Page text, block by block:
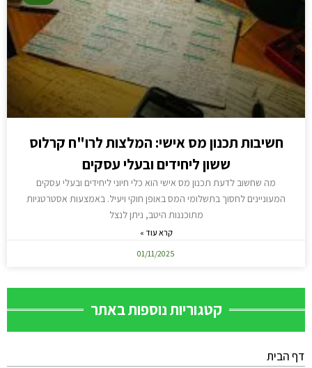
חשיבות תכנון מס אישי: המלצות לרו"ח קרלוס
ששון ליחידים ובעלי עסקים
מה שחשוב לדעת תכנון מס אישי הוא כלי חיוני ליחידים ובעלי עסקים
המעוניינים לחסוך בתשלומי המס באופן חוקי ויעיל. באמצעות אסטרטגיות
מתוכננות היטב, ניתן לנצל
קרא עוד »
01/11/2025
קטגוריות נוספות באתר
דף הבית